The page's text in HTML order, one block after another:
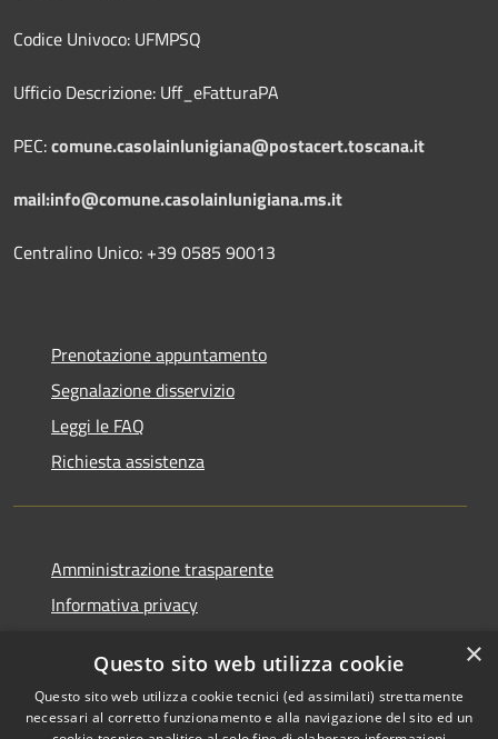
Codice Univoco: UFMPSQ
Ufficio Descrizione: Uff_eFatturaPA
PEC:comune.casolainlunigiana@postacert.toscana.it
mail:info@comune.casolainlunigiana.ms.it
Centralino Unico: +39 0585 90013
Prenotazione appuntamento
Segnalazione disservizio
Leggi le FAQ
Richiesta assistenza
Amministrazione trasparente
Informativa privacy
Dichiarazione di accessibilità
×
Questo sito web utilizza cookie
Questo sito web utilizza cookie tecnici (ed assimilati) strettamente
necessari al corretto funzionamento e alla navigazione del sito ed un